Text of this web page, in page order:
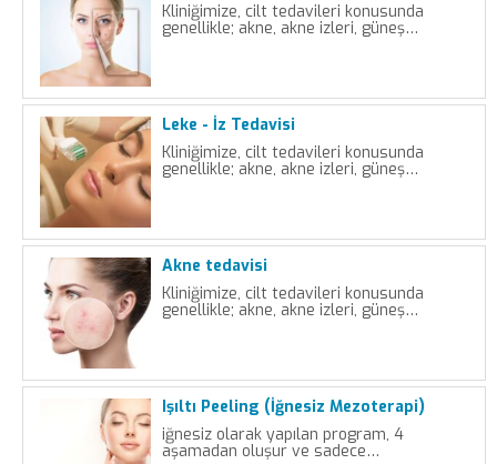
Kliniğimize, cilt tedavileri konusunda
genellikle; akne, akne izleri, güneş…
Leke - İz Tedavisi
Kliniğimize, cilt tedavileri konusunda
genellikle; akne, akne izleri, güneş…
Akne tedavisi
Kliniğimize, cilt tedavileri konusunda
genellikle; akne, akne izleri, güneş…
Işıltı Peeling (İğnesiz Mezoterapi)
iğnesiz olarak yapılan program, 4
aşamadan oluşur ve sadece…